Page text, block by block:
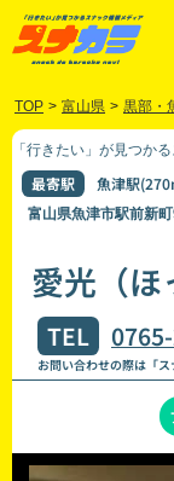
TOP > 富山県 > 黒部・
「行きたい」が見つか
最寄駅 魚津駅
富山県魚津市駅前新
愛光（ほ
TEL
お問い合わせの際は「